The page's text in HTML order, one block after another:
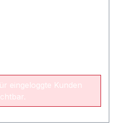
eingeloggte Kunden